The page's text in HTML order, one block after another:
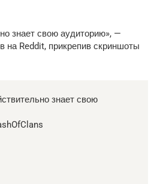
знает свою аудиторию», —
на Reddit, прикрепив скриншоты
знает свою